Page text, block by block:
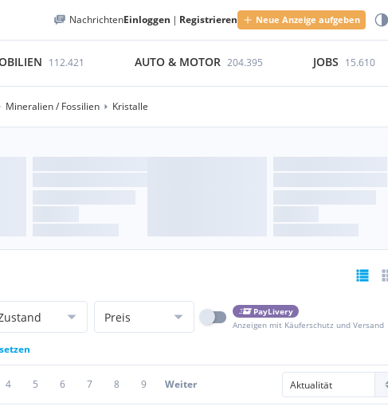
NachrichtenEinloggen | Registrieren Neue Anzeige aufgeben
112.421 AUTO & MOTOR 204.395 JOBS 15.610
Mineralien / Fossilien Kristalle
Preis
PayLivery
Anzeigen mit Käuferschutz und Versand
4 5 6 7 8 9 Weiter